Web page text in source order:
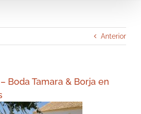
Anterior
Boda Tamara & Borja en